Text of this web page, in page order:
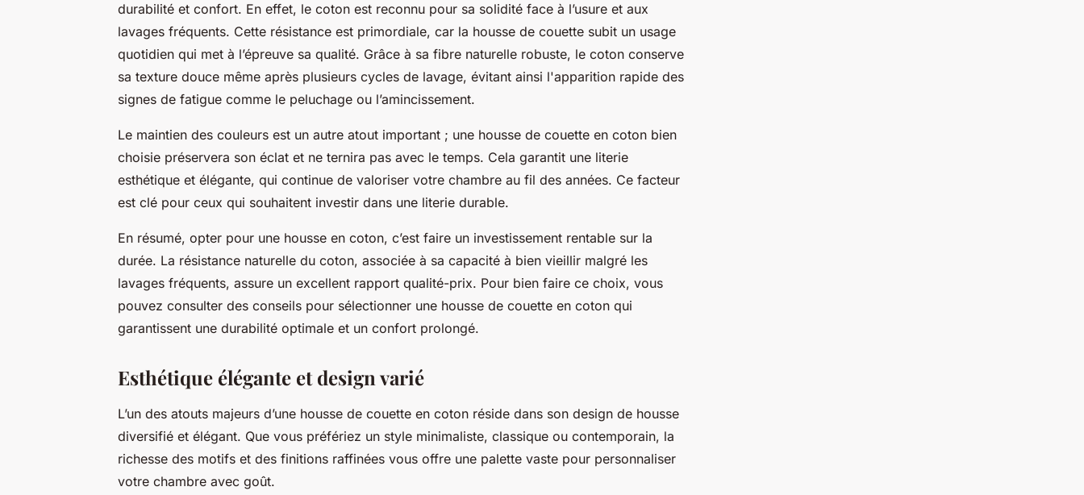
durabilité et confort. En effet, le coton est reconnu pour sa solidité face à l’usure et aux
lavages fréquents. Cette résistance est primordiale, car la housse de couette subit un usage
quotidien qui met à l’épreuve sa qualité. Grâce à sa fibre naturelle robuste, le coton conserve
sa texture douce même après plusieurs cycles de lavage, évitant ainsi l'apparition rapide des
signes de fatigue comme le peluchage ou l’amincissement.
Le maintien des couleurs est un autre atout important ; une housse de couette en coton bien
choisie préservera son éclat et ne ternira pas avec le temps. Cela garantit une literie
esthétique et élégante, qui continue de valoriser votre chambre au fil des années. Ce facteur
est clé pour ceux qui souhaitent investir dans une literie durable.
En résumé, opter pour une housse en coton, c’est faire un investissement rentable sur la
durée. La résistance naturelle du coton, associée à sa capacité à bien vieillir malgré les
lavages fréquents, assure un excellent rapport qualité-prix. Pour bien faire ce choix, vous
pouvez consulter des conseils pour sélectionner une housse de couette en coton qui
garantissent une durabilité optimale et un confort prolongé.
Esthétique élégante et design varié
L’un des atouts majeurs d’une housse de couette en coton réside dans son design de housse
diversifié et élégant. Que vous préfériez un style minimaliste, classique ou contemporain, la
richesse des motifs et des finitions raffinées vous offre une palette vaste pour personnaliser
votre chambre avec goût.